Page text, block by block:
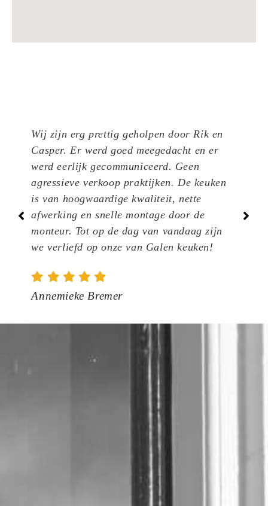
Wij zijn erg prettig geholpen door Rik en
Casper. Er werd goed meegedacht en er
werd eerlijk gecommuniceerd. Geen
agressieve verkoop praktijken. De keuken
is van hoogwaardige kwaliteit, nette
afwerking en snelle montage door de
monteur. Tot op de dag van vandaag zijn
we verliefd op onze van Galen keuken!
Annemieke Bremer